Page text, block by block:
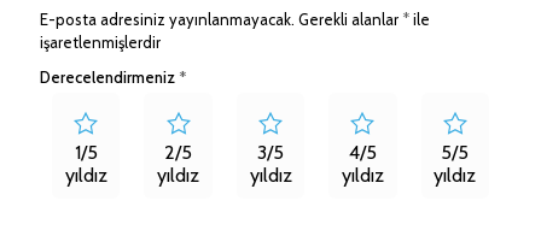
E-posta adresiniz yayınlanmayacak. Gerekli alanlar *ile
işaretlenmişlerdir
Derecelendirmeniz *
1/5
yıldız
2/5
yıldız
3/5
yıldız
4/5
yıldız
5/5
yıldız